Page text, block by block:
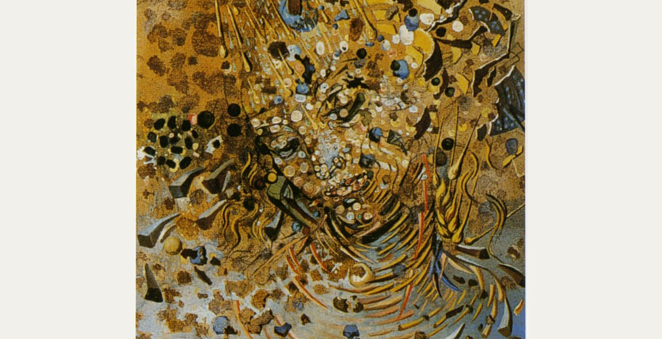
Cabeza bombardeada por granos de trigo